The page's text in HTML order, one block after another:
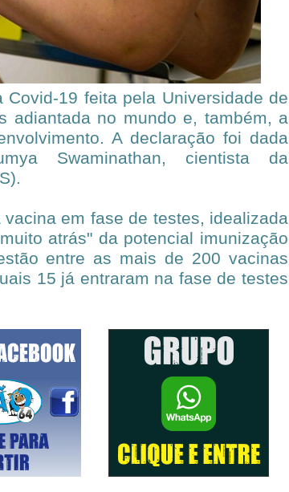
19 feita pela Universidade de
adiantada no mundo e, também, a
A declaração foi dada
Swaminathan, cientista da
em fase de testes, idealizada
atrás" da potencial imunização
entre as mais de 200 vacinas
15 já entraram na fase de testes